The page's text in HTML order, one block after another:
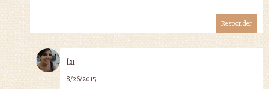
Responder
Lu
8/26/2015